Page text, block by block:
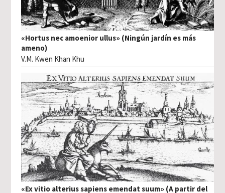
«Hortus nec amoenior ullus» (Ningún jardín es más
ameno)
V.M. Kwen Khan Khu
«Ex vitio alterius sapiens emendat suum» (A partir del